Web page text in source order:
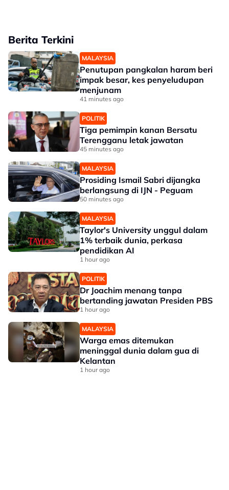
Berita Terkini
MALAYSIA
Penutupan pangkalan haram beri
impak besar, kes penyeludupan
menjunam
41 minutes ago
POLITIK
Tiga pemimpin kanan Bersatu
Terengganu letak jawatan
45 minutes ago
MALAYSIA
Prosiding Ismail Sabri dijangka
berlangsung di IJN - Peguam
50 minutes ago
MALAYSIA
Taylor's University unggul dalam
1% terbaik dunia, perkasa
pendidikan AI
1 hour ago
POLITIK
Dr Joachim menang tanpa
bertanding jawatan Presiden PBS
1 hour ago
MALAYSIA
Warga emas ditemukan
meninggal dunia dalam gua di
Kelantan
1 hour ago